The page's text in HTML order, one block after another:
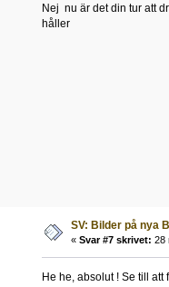
Nej nu är det din tur att
håller
SV: Bilder på nya
« Svar #7 skrivet: 28
He he, absolut ! Se till att